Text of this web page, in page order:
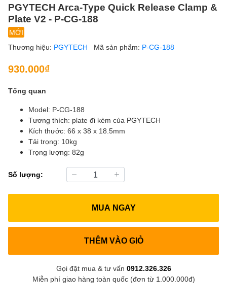
PGYTECH Arca-Type Quick Release Clamp &
Plate V2 - P-CG-188
MỚI
Thương hiệu: PGYTECH Mã sản phẩm: P-CG-188
930.000₫
Tổng quan
Model: P-CG-188
Tương thích: plate đi kèm của PGYTECH
Kích thước: 66 x 38 x 18.5mm
Tải trọng: 10kg
Trọng lượng: 82g
Số lượng:
MUA NGAY
THÊM VÀO GIỎ
Gọi đặt mua & tư vấn 0912.326.326
Miễn phí giao hàng toàn quốc (đơn từ 1.000.000đ)